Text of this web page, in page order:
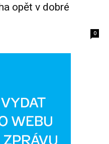
opět v dobré
0